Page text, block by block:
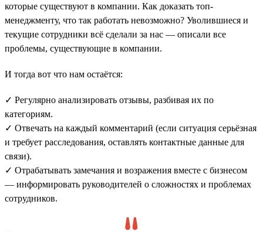
которые существуют в компании. Как доказать топ-
менеджменту, что так работать невозможно? Уволившиеся и
текущие сотрудники всё сделали за нас — описали все
проблемы, существующие в компании.
И тогда вот что нам остаётся:
✓ Регулярно анализировать отзывы, разбивая их по
категориям.
✓ Отвечать на каждый комментарий (если ситуация серьёзная
и требует расследования, оставлять контактные данные для
связи).
✓ Отрабатывать замечания и возражения вместе с бизнесом
— информировать руководителей о сложностях и проблемах
сотрудников.